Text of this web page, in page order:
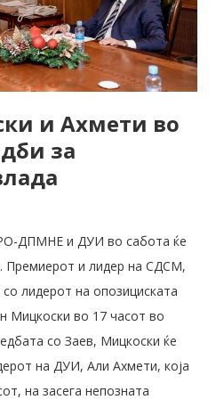
и Ахмети во
за
ДПМНЕ и ДУИ во сабота ќе
Премиерот и лидер на СДСМ,
лидерот на опозициската
во 17 часот во
со Заев, Мицкоски ќе
на ДУИ, Али Ахмети, која
на засега непозната